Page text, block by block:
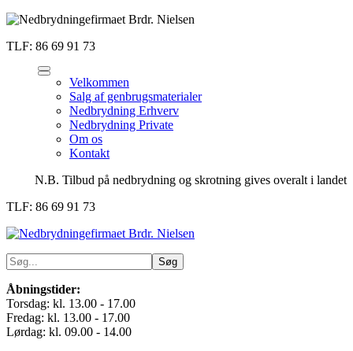
TLF: 86 69 91 73
Velkommen
Salg af genbrugsmaterialer
Nedbrydning Erhverv
Nedbrydning Private
Om os
Kontakt
N.B. Tilbud på nedbrydning og skrotning gives overalt i landet
TLF: 86 69 91 73
Åbningstider:
Torsdag: kl. 13.00 - 17.00
Fredag: kl. 13.00 - 17.00
Lørdag: kl. 09.00 - 14.00